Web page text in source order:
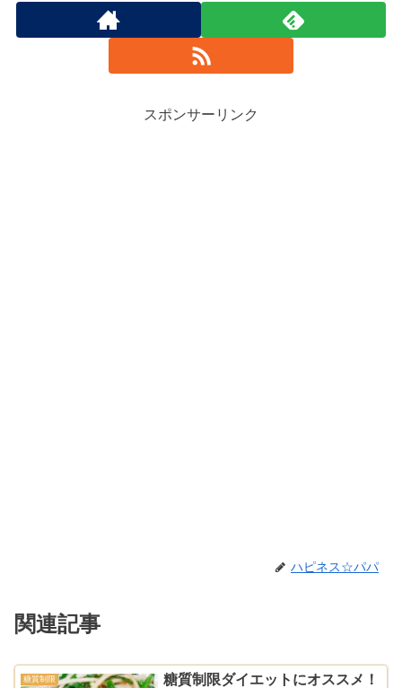
スポンサーリンク
ハピネス☆パパ
関連記事
糖質制限
糖質制限ダイエットにオススメ！